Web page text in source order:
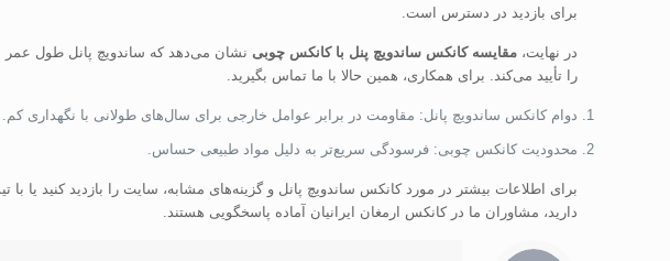
برای بازدید در دسترس است.
در نهایت، مقایسه کانکس ساندویچ پنل با کانکس چوبی نشان می‌دهد که ساندویچ پانل طول عمر
را تأیید می‌کند. برای همکاری، همین حالا با ما تماس بگیرید.
دوام کانکس ساندویچ پانل: مقاومت در برابر عوامل خارجی برای سال‌های طولانی با نگهداری کم.
محدودیت کانکس چوبی: فرسودگی سریع‌تر به دلیل مواد طبیعی حساس.
برای اطلاعات بیشتر در مورد کانکس ساندویچ پانل و گزینه‌های مشابه، سایت را بازدید کنید
دارید، مشاوران ما در کانکس ارمغان ایرانیان آماده پاسخگویی هستند.